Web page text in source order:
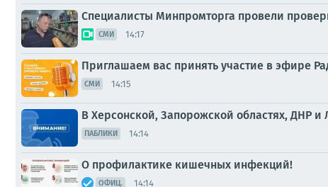
Специалисты Минпромторга провели
СМИ 14:17
Приглашаем вас принять участие в эфире
СМИ 14:15
В Херсонской, Запорожской областях, ДНР и
ПАБЛИКИ 14:14
О профилактике кишечных инфекций!
ОФИЦ. 14:14